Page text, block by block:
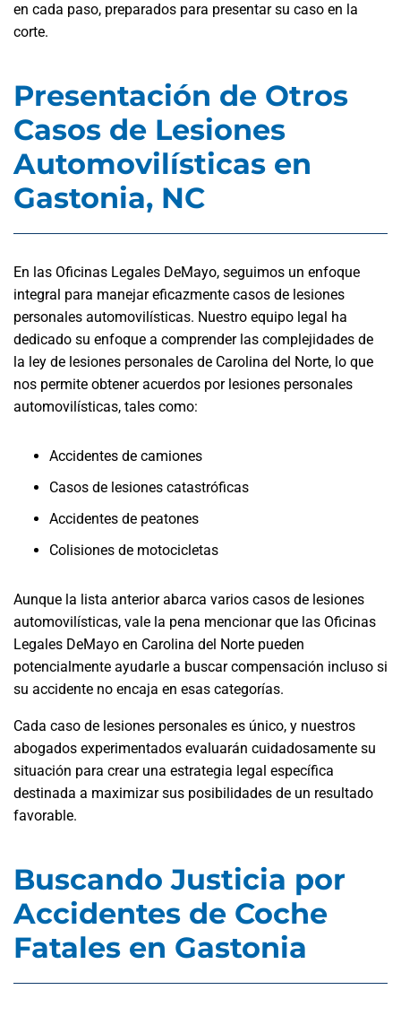
en cada paso, preparados para presentar su caso en la
corte.
Presentación de Otros
Casos de Lesiones
Automovilísticas en
Gastonia, NC
En las Oficinas Legales DeMayo, seguimos un enfoque
integral para manejar eficazmente casos de lesiones
personales automovilísticas. Nuestro equipo legal ha
dedicado su enfoque a comprender las complejidades de
la ley de lesiones personales de Carolina del Norte, lo que
nos permite obtener acuerdos por lesiones personales
automovilísticas, tales como:
Accidentes de camiones
Casos de lesiones catastróficas
Accidentes de peatones
Colisiones de motocicletas
Aunque la lista anterior abarca varios casos de lesiones
automovilísticas, vale la pena mencionar que las Oficinas
Legales DeMayo en Carolina del Norte pueden
potencialmente ayudarle a buscar compensación incluso si
su accidente no encaja en esas categorías.
Cada caso de lesiones personales es único, y nuestros
abogados experimentados evaluarán cuidadosamente su
situación para crear una estrategia legal específica
destinada a maximizar sus posibilidades de un resultado
favorable.
Buscando Justicia por
Accidentes de Coche
Fatales en Gastonia